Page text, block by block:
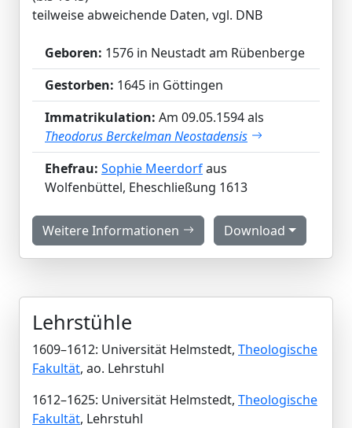
teilweise abweichende Daten, vgl. DNB
Geboren: 1576 in Neustadt am Rübenberge
Gestorben: 1645 in Göttingen
Immatrikulation: Am 09.05.1594 als
Theodorus Berckelman Neostadensis
Ehefrau: Sophie Meerdorfaus
Wolfenbüttel, Eheschließung 1613
Weitere Informationen Download
Lehrstühle
1609–1612: Universität Helmstedt, Theologische
Fakultät, ao. Lehrstuhl
1612–1625: Universität Helmstedt, Theologische
Fakultät, Lehrstuhl